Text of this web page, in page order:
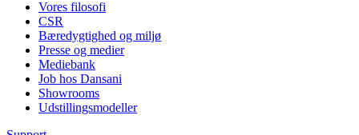
Vores filosofi
CSR
Bæredygtighed og miljø
Presse og medier
Mediebank
Job hos Dansani
Showrooms
Udstillingsmodeller